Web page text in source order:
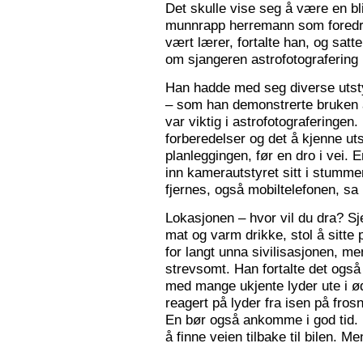
Det skulle vise seg å være en
munnrapp herremann som
vært lærer, fortalte han, og
om sjangeren astrofotografering
Han hadde med seg diverse
– som han demonstrerte
var viktig i
forberedelser og det å kjenne
planleggingen, før en dro i vei.
inn kamerautstyret sitt i
fjernes, også mobiltelefonen, sa
Lokasjonen – hvor vil du dra?
mat og varm drikke, stol å
for langt unna sivilisasjonen,
strevsomt. Han fortalte det
med mange ukjente lyder ute i
reagert på lyder fra isen på
En bør også ankomme i god
å finne veien tilbake til bilen.